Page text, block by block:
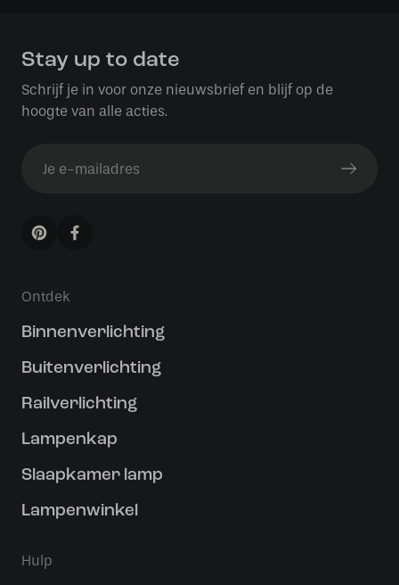
Stay up to date
Schrijf je in voor onze nieuwsbrief en blijf op de
hoogte van alle acties.
Ontdek
Binnenverlichting
Buitenverlichting
Railverlichting
Lampenkap
Slaapkamer lamp
Lampenwinkel
Hulp